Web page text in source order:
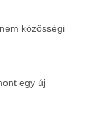
közösségi
egy új